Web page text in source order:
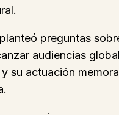
preguntas
audiencias
su actuación